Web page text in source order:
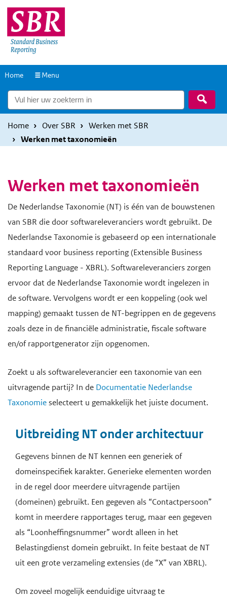
Overslaan
en
naar
inhoud
Overslaan
en
naar
hoofdnavigatie
Naar
homepage
Home Menu
Home Over SBR
Werken met SBR
Werken met taxonomieën
Werken met taxonomieën
De Nederlandse Taxonomie (NT) is één van de bouwstenen
van SBR die door softwareleveranciers wordt gebruikt. De
Nederlandse Taxonomie is gebaseerd op een internationale
standaard voor business reporting (Extensible Business
Reporting Language - XBRL). Softwareleveranciers zorgen
ervoor dat de Nederlandse Taxonomie wordt ingelezen in
de software. Vervolgens wordt er een koppeling (ook wel
mapping) gemaakt tussen de NT-begrippen en de gegevens
zoals deze in de financiële administratie, fiscale software
en/of rapportgenerator zijn opgenomen.
Zoekt u als softwareleverancier een taxonomie van een
uitvragende partij? In de Documentatie Nederlandse
Taxonomieselecteert u gemakkelijk het juiste document.
Uitbreiding NT onder architectuur
Gegevens binnen de NT kennen een generiek of
domeinspecifiek karakter. Generieke elementen worden
in de regel door meerdere uitvragende partijen
(domeinen) gebruikt. Een gegeven als “Contactpersoon”
komt in meerdere rapportages terug, maar een gegeven
als “Loonheffingsnummer” wordt alleen in het
Belastingdienst domein gebruikt. In feite bestaat de NT
uit een grote verzameling extensies (de “X” van XBRL).
Om zoveel mogelijk eenduidige uitvraag te